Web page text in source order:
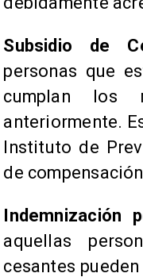
Subsidio de
personas que
cumplan los
anteriormente.
Instituto de
de
Indemnización
aquellas
cesantes